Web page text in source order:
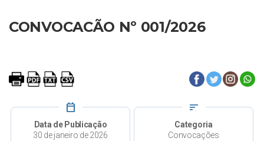
CONVOCACÃO Nº 001/2026
calendar_today
Data de Publicação
30 de janeiro de 2026
sort
Categoria
Convocações